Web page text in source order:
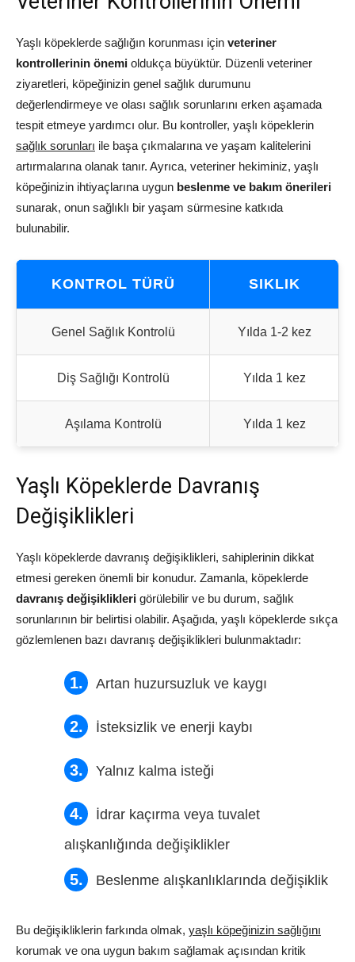
Yaşlı köpeklerde sağlığın korunması için veteriner
kontrollerinin önemi oldukça büyüktür. Düzenli veteriner
ziyaretleri, köpeğinizin genel sağlık durumunu
değerlendirmeye ve olası sağlık sorunlarını erken aşamada
tespit etmeye yardımcı olur. Bu kontroller, yaşlı köpeklerin
sağlık sorunları ile başa çıkmalarına ve yaşam kalitelerini
artırmalarına olanak tanır. Ayrıca, veteriner hekiminiz, yaşlı
köpeğinizin ihtiyaçlarına uygun beslenme ve bakım önerileri
sunarak, onun sağlıklı bir yaşam sürmesine katkıda
bulunabilir.
KONTROL TÜRÜ SIKLIK
Genel Sağlık Kontrolü Yılda 1-2 kez
Diş Sağlığı Kontrolü Yılda 1 kez
Aşılama Kontrolü Yılda 1 kez
Yaşlı Köpeklerde Davranış
Değişiklikleri
Yaşlı köpeklerde davranış değişiklikleri, sahiplerinin dikkat
etmesi gereken önemli bir konudur. Zamanla, köpeklerde
davranış değişiklikleri görülebilir ve bu durum, sağlık
sorunlarının bir belirtisi olabilir. Aşağıda, yaşlı köpeklerde sıkça
gözlemlenen bazı davranış değişiklikleri bulunmaktadır:
Artan huzursuzluk ve kaygı
İsteksizlik ve enerji kaybı
Yalnız kalma isteği
İdrar kaçırma veya tuvalet
alışkanlığında değişiklikler
Beslenme alışkanlıklarında değişiklik
Bu değişikliklerin farkında olmak, yaşlı köpeğinizin sağlığını
korumak ve ona uygun bakım sağlamak açısından kritik